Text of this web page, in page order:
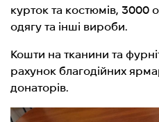
курток та костюмів, 3000
одягу та інші вироби.
Кошти на тканини та
рахунок благодійних
донаторів.